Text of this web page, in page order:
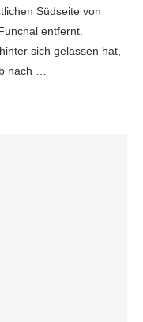
Südseite von
entfernt.
sich gelassen hat,
nach …